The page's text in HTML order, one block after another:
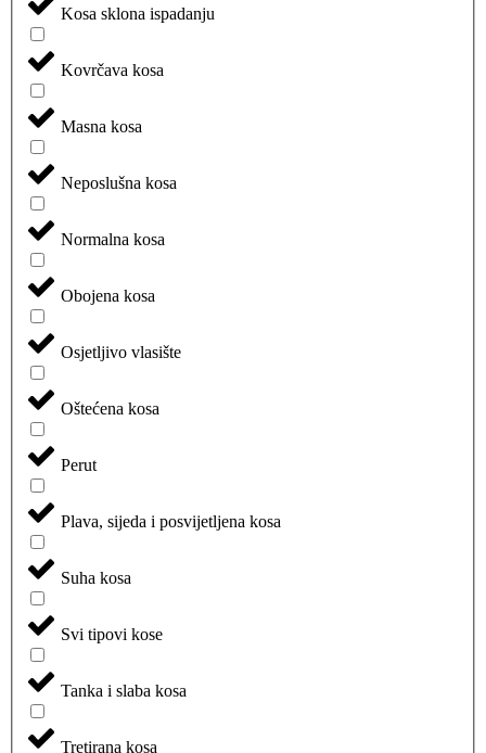
Kosa sklona ispadanju
Kovrčava kosa
Masna kosa
Neposlušna kosa
Normalna kosa
Obojena kosa
Osjetljivo vlasište
Oštećena kosa
Perut
Plava, sijeda i posvijetljena kosa
Suha kosa
Svi tipovi kose
Tanka i slaba kosa
Tretirana kosa